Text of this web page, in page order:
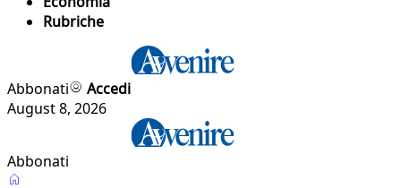
Rubriche
Abbonati
Accedi
August 8, 2026
Abbonati